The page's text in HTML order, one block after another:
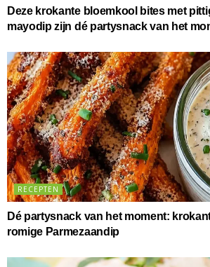
Deze krokante bloemkool bites met
mayodip zijn dé partysnack van het
RECEPTEN
Dé partysnack van het moment:
romige Parmezaandip